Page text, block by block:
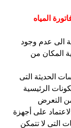
المياه
الى عدم وجود
المكان من
الحديثة التى
الرئيسية
التعرض
على أجهزة
التى لا تتمكن